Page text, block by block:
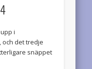
i
och det tredje
snäppet